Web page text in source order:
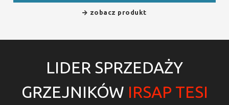
zobacz produkt
LIDER SPRZEDAŻY
GRZEJNIKÓW IRSAP TESI